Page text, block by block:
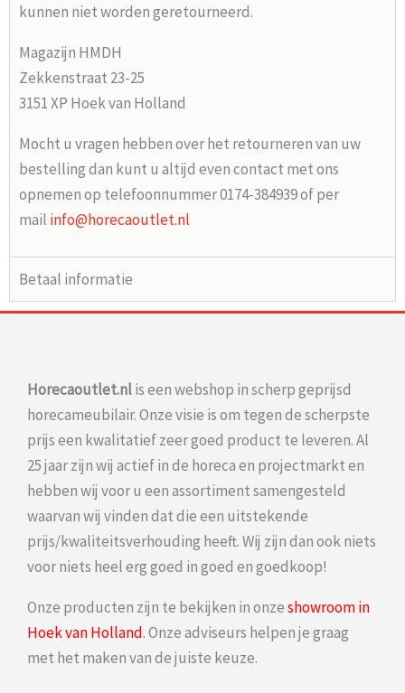
kunnen niet worden geretourneerd.
Magazijn HMDH
Zekkenstraat 23-25
3151 XP Hoek van Holland
Mocht u vragen hebben over het retourneren van uw
bestelling dan kunt u altijd even contact met ons
opnemen op telefoonnummer 0174-384939 of per
mail info@horecaoutlet.nl
Betaal informatie
Horecaoutlet.nlis een webshop in scherp geprijsd
horecameubilair. Onze visie is om tegen de scherpste
prijs een kwalitatief zeer goed product te leveren. Al
25 jaar zijn wij actief in de horeca en projectmarkt en
hebben wij voor u een assortiment samengesteld
waarvan wij vinden dat die een uitstekende
prijs/kwaliteitsverhouding heeft. Wij zijn dan ook niets
voor niets heel erg goed in goed en goedkoop!
Onze producten zijn te bekijken in onzeshowroom in
Hoek van Holland. Onze adviseurs helpen je graag
met het maken van de juiste keuze.